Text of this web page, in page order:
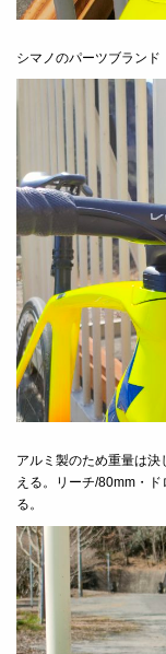
シマノのパーツブランド
アルミ製のため重量は
える。リーチ/80mm・
る。